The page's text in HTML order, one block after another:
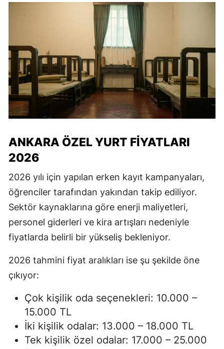
ANKARA ÖZEL YURT FIYATLARI
2026
2026 yılı için yapılan erken kayıt kampanyaları,
öğrenciler tarafından yakından takip ediliyor.
Sektör kaynaklarına göre enerji maliyetleri,
personel giderleri ve kira artışları nedeniyle
fiyatlarda belirli bir yükseliş bekleniyor.
2026 tahmini fiyat aralıkları ise şu şekilde öne
çıkıyor:
Çok kişilik oda seçenekleri: 10.000 –
15.000 TL
İki kişilik odalar: 13.000 – 18.000 TL
Tek kişilik özel odalar: 17.000 – 25.000